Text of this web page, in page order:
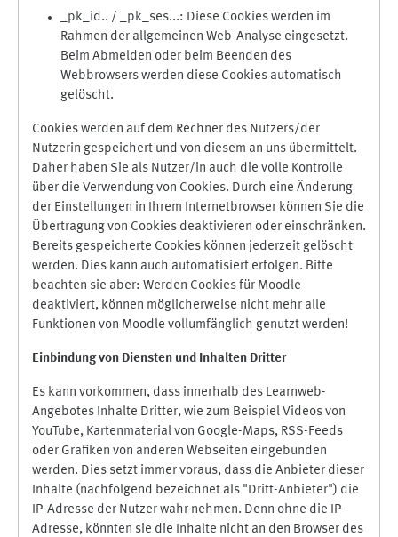
_pk_id.. / _pk_ses...: Diese Cookies werden im
Rahmen der allgemeinen Web-Analyse eingesetzt.
Beim Abmelden oder beim Beenden des
Webbrowsers werden diese Cookies automatisch
gelöscht.
Cookies werden auf dem Rechner des Nutzers/der
Nutzerin gespeichert und von diesem an uns übermittelt.
Daher haben Sie als Nutzer/in auch die volle Kontrolle
über die Verwendung von Cookies. Durch eine Änderung
der Einstellungen in Ihrem Internetbrowser können Sie die
Übertragung von Cookies deaktivieren oder einschränken.
Bereits gespeicherte Cookies können jederzeit gelöscht
werden. Dies kann auch automatisiert erfolgen. Bitte
beachten sie aber: Werden Cookies für Moodle
deaktiviert, können möglicherweise nicht mehr alle
Funktionen von Moodle vollumfänglich genutzt werden!
Einbindung von Diensten und Inhalten Dritter
Es kann vorkommen, dass innerhalb des Learnweb-
Angebotes Inhalte Dritter, wie zum Beispiel Videos von
YouTube, Kartenmaterial von Google-Maps, RSS-Feeds
oder Grafiken von anderen Webseiten eingebunden
werden. Dies setzt immer voraus, dass die Anbieter dieser
Inhalte (nachfolgend bezeichnet als "Dritt-Anbieter") die
IP-Adresse der Nutzer wahr nehmen. Denn ohne die IP-
Adresse, könnten sie die Inhalte nicht an den Browser des